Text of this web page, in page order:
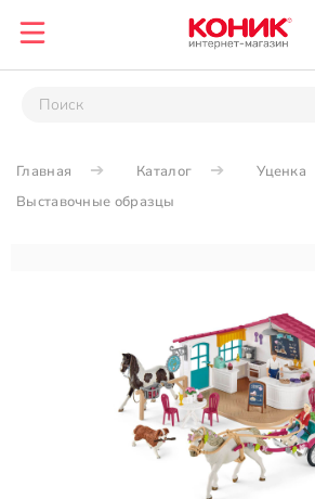
Главная Каталог
Уценка
Выставочные образцы